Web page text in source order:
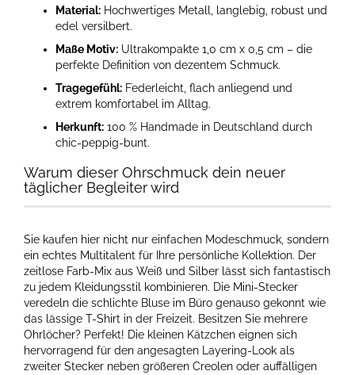
Material: Hochwertiges Metall, langlebig, robust und
edel versilbert.
Maße Motiv: Ultrakompakte 1,0 cm x 0,5 cm – die
perfekte Definition von dezentem Schmuck.
Tragegefühl: Federleicht, flach anliegend und
extrem komfortabel im Alltag.
Herkunft: 100 % Handmade in Deutschland durch
chic-peppig-bunt.
Warum dieser Ohrschmuck dein neuer
täglicher Begleiter wird
Sie kaufen hier nicht nur einfachen Modeschmuck, sondern
ein echtes Multitalent für Ihre persönliche Kollektion. Der
zeitlose Farb-Mix aus Weiß und Silber lässt sich fantastisch
zu jedem Kleidungsstil kombinieren. Die Mini-Stecker
veredeln die schlichte Bluse im Büro genauso gekonnt wie
das lässige T-Shirt in der Freizeit. Besitzen Sie mehrere
Ohrlöcher? Perfekt! Die kleinen Kätzchen eignen sich
hervorragend für den angesagten Layering-Look als
zweiter Stecker neben größeren Creolen oder auffälligen